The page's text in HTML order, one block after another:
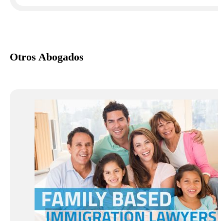
Otros Abogados